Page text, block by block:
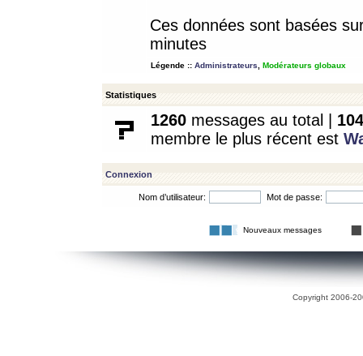
Ces données sont basées
minutes
Légende :: Administrateurs Modérateurs globaux
Statistiques
1260 messages au total | 104
membre le plus récent est
Connexion
Nom d’utilisateur: Mot de passe:
Nouveaux messages
Copyright 2006-